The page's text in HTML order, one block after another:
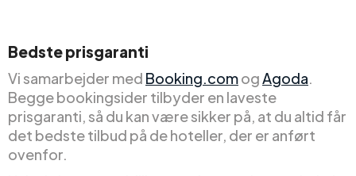
Bedste prisgaranti
Vi samarbejder med Booking.comogAgoda.
Begge bookingsider tilbyder en laveste
prisgaranti, så du kan være sikker på, at du altid får
det bedste tilbud på de hoteller, der er anført
ovenfor.